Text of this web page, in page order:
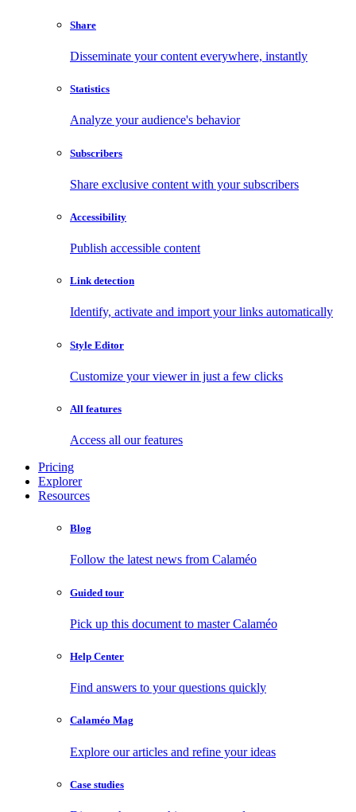
Share
Disseminate your content everywhere, instantly
Statistics
Analyze your audience's behavior
Subscribers
Share exclusive content with your subscribers
Accessibility
Publish accessible content
Link detection
Identify, activate and import your links automatically
Style Editor
Customize your viewer in just a few clicks
All features
Access all our features
Pricing
Explorer
Resources
Blog
Follow the latest news from Calaméo
Guided tour
Pick up this document to master Calaméo
Help Center
Find answers to your questions quickly
Calaméo Mag
Explore our articles and refine your ideas
Case studies